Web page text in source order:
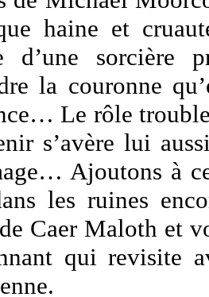
haine et
d’une
la couronne
Le rôle
s’avère lui
Ajoutons à
les ruines
Caer Maloth et
qui revisite